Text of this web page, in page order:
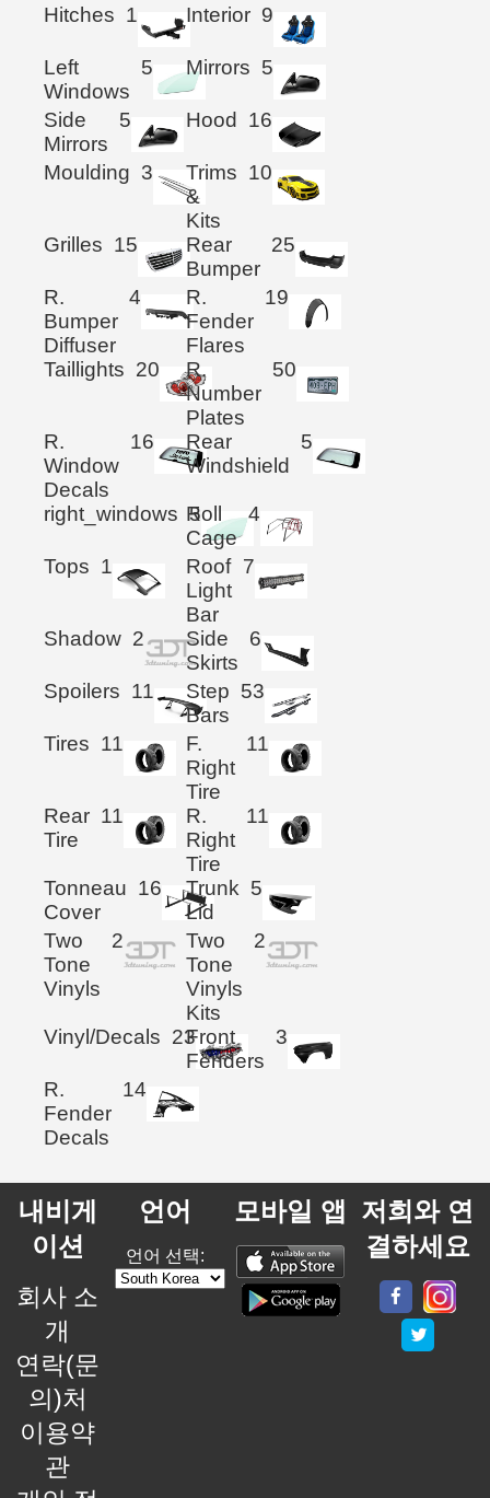
Hitches 1 Interior 9
Left
Windows
5 Mirrors 5
Side
Mirrors
5 Hood 16
Moulding 3
Trims
&
Kits
10
Grilles 15
Rear
Bumper
25
R.
Bumper
Diffuser
4
R.
Fender
Flares
19
Taillights 20
R.
Number
Plates
50
R.
Window
Decals
16
Rear
Windshield
5
right_windows 5
Roll
Cage
4
Tops 1
Roof
Light
Bar
7
Shadow 2
Side
Skirts
6
Spoilers 11
Step
Bars
53
Tires 11
F.
Right
Tire
11
Rear
Tire
11
R.
Right
Tire
11
Tonneau
Cover
16
Trunk
Lid
5
Two
Tone
Vinyls
2
Two
Tone
Vinyls
Kits
2
Vinyl/Decals 23Front
Fenders
3
R.
Fender
Decals
14
내비게
이션
회사 소
개
연락(문
의)처
이용약
관
언어
언어 선택:
모바일 앱 저희와 연
결하세요